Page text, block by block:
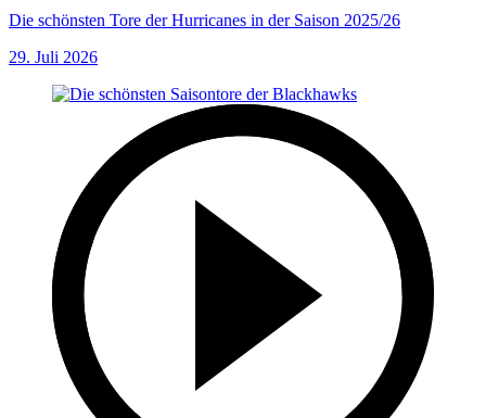
Die schönsten Tore der Hurricanes in der Saison 2025/26
29. Juli 2026